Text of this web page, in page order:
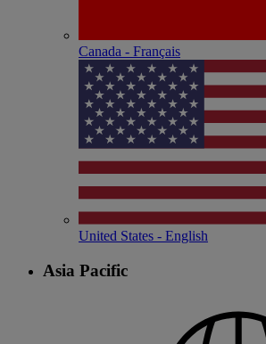
Canada - Français
United States - English
Asia Pacific